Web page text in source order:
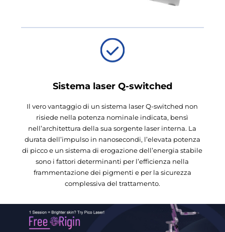
Sistema laser Q-switched
Il vero vantaggio di un sistema laser Q-switched non
risiede nella potenza nominale indicata, bensì
nell’architettura della sua sorgente laser interna. La
durata dell’impulso in nanosecondi, l’elevata potenza
di picco e un sistema di erogazione dell’energia stabile
sono i fattori determinanti per l’efficienza nella
frammentazione dei pigmenti e per la sicurezza
complessiva del trattamento.